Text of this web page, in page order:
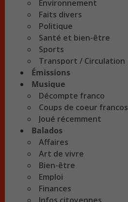
Environnement
Faits divers
Politique
Santé et bien-être
Sports
Transport / Circulation
Émissions
Musique
Décompte franco
Coups de coeur francos
Joué récemment
Balados
Affaires
Art de vivre
Bien-être
Emploi
Finances